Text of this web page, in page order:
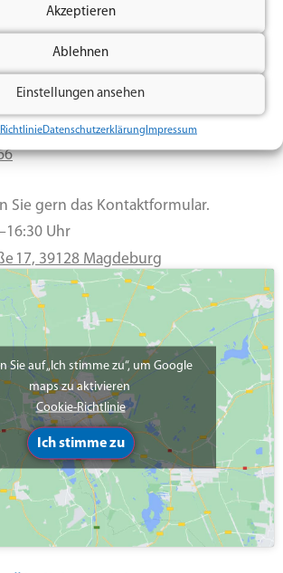
Akzeptieren
Ablehnen
Einstellungen ansehen
Datenschutzerklärung Impressum
zu“, um Google recaptcha zu aktivieren
Cookie-Richtlinie
Ich stimme zu
Senden
Sie gern das Kontaktformular.
Uhr
17, 39128 Magdeburg
Sie auf „Ich stimme zu“, um Google
maps zu aktivieren
Cookie-Richtlinie
Ich stimme zu